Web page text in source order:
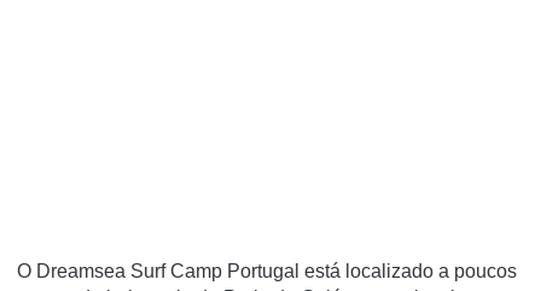
O Dreamsea Surf Camp Portugal está localizado a poucos